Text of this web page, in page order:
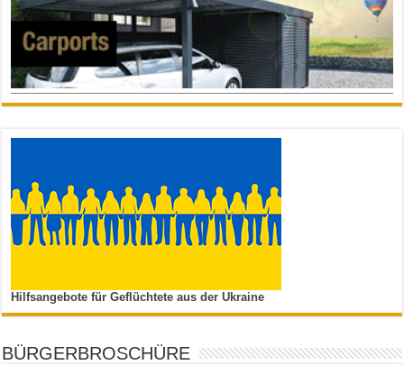
Hilfsangebote für Geflüchtete aus der Ukraine
BÜRGERBROSCHÜRE